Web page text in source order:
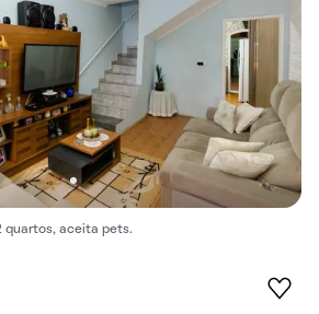
quartos, aceita pets.